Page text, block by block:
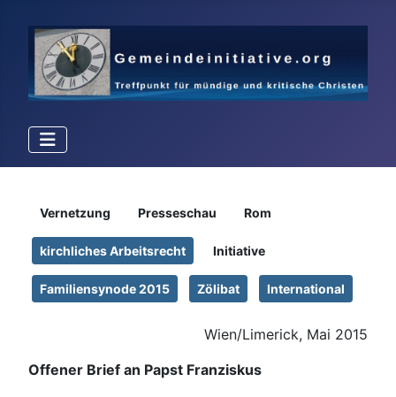
Details
Vernetzung Presseschau Rom
kirchliches Arbeitsrecht Initiative
Familiensynode 2015 Zölibat International
Wien/Limerick, Mai 2015
Offener Brief an Papst Franziskus